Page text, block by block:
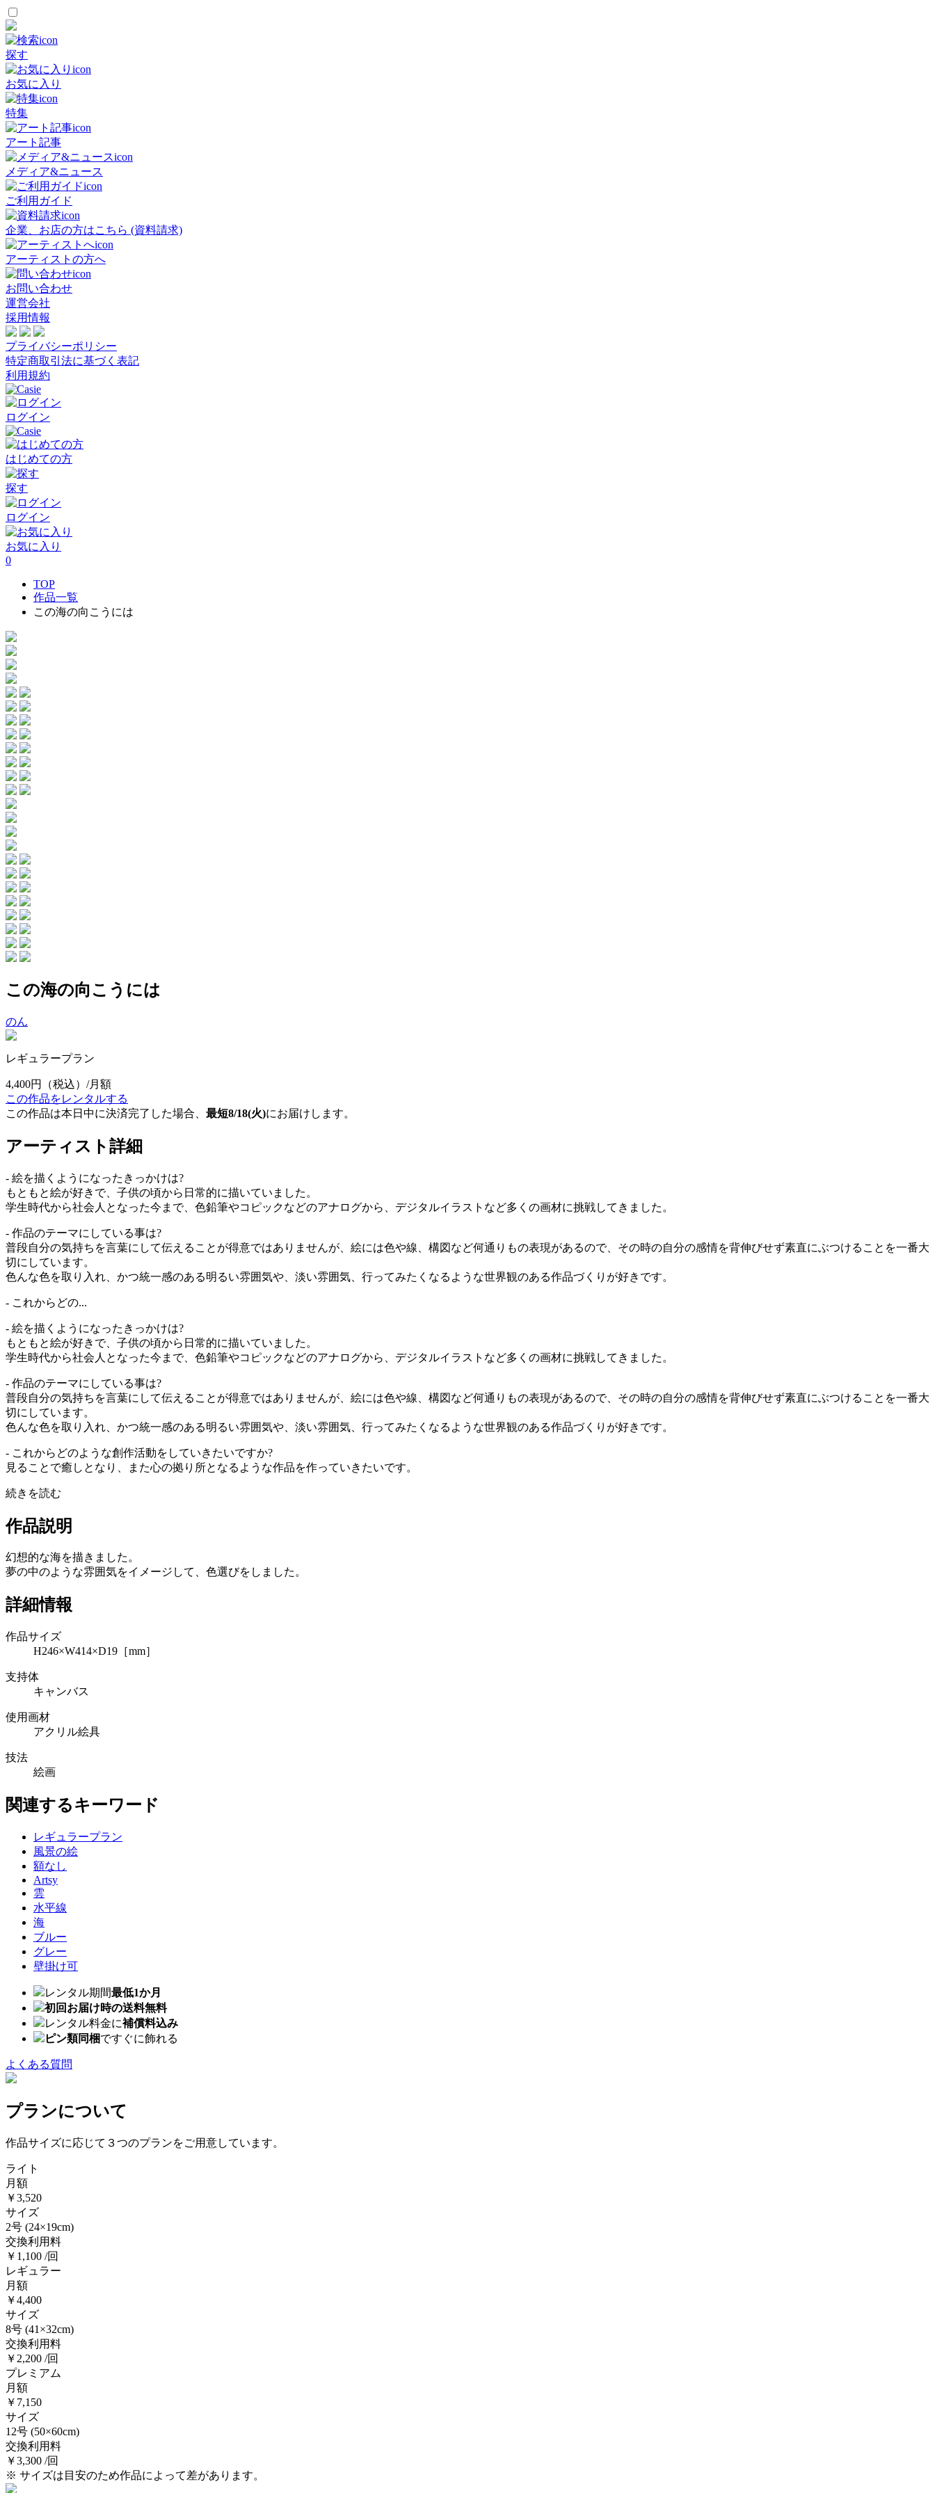
探す
お気に入り
特集
アート記事
メディア&ニュース
ご利用ガイド
企業、お店の方はこちら (資料請求)
アーティストの方へ
お問い合わせ
運営会社
採用情報
プライバシーポリシー
特定商取引法に基づく表記
利用規約
ログイン
はじめての方
探す
ログイン
お気に入り
0
TOP
作品一覧
この海の向こうには
この海の向こうには
のん
レギュラープラン
4,400円
（税込）/月額
この作品をレンタルする
この作品は本日中に決済完了した場合、 最短8/18(火)にお届けします。
アーティスト詳細
- 絵を描くようになったきっかけは?
もともと絵が好きで、子供の頃から日常的に描いていました。
学生時代から社会人となった今まで、色鉛筆やコピックなどのアナログから、デジタルイラストなど多くの画材に挑戦してきました。
- 作品のテーマにしている事は?
普段自分の気持ちを言葉にして伝えることが得意ではありませんが、絵には色や線、構図など何通りもの表現があるので、その時の自分の感情を背伸びせず素直にぶつけることを一番大
切にしています。
色んな色を取り入れ、かつ統一感のある明るい雰囲気や、淡い雰囲気、行ってみたくなるような世界観のある作品づくりが好きです。
- これからどの...
- 絵を描くようになったきっかけは?
もともと絵が好きで、子供の頃から日常的に描いていました。
学生時代から社会人となった今まで、色鉛筆やコピックなどのアナログから、デジタルイラストなど多くの画材に挑戦してきました。
- 作品のテーマにしている事は?
普段自分の気持ちを言葉にして伝えることが得意ではありませんが、絵には色や線、構図など何通りもの表現があるので、その時の自分の感情を背伸びせず素直にぶつけることを一番大
切にしています。
色んな色を取り入れ、かつ統一感のある明るい雰囲気や、淡い雰囲気、行ってみたくなるような世界観のある作品づくりが好きです。
- これからどのような創作活動をしていきたいですか?
見ることで癒しとなり、また心の拠り所となるような作品を作っていきたいです。
続きを読む
作品説明
幻想的な海を描きました。
夢の中のような雰囲気をイメージして、色選びをしました。
詳細情報
作品サイズ
H246×W414×D19［mm］
支持体
キャンバス
使用画材
アクリル絵具
技法
絵画
関連するキーワード
レギュラープラン
風景の絵
額なし
Artsy
雲
水平線
海
ブルー
グレー
壁掛け可
レンタル期間最低1か月
初回お届け時の送料無料
レンタル料金に補償料込み
ピン類同梱ですぐに飾れる
よくある質問
プランについて
作品サイズに応じて３つのプランをご用意しています。
ライト
月額
￥3,520
サイズ
2号 (24×19cm)
交換利用料
￥1,100 /回
レギュラー
月額
￥4,400
サイズ
8号 (41×32cm)
交換利用料
￥2,200 /回
プレミアム
月額
￥7,150
サイズ
12号 (50×60cm)
交換利用料
￥3,300 /回
※ サイズは目安のため作品によって差があります。